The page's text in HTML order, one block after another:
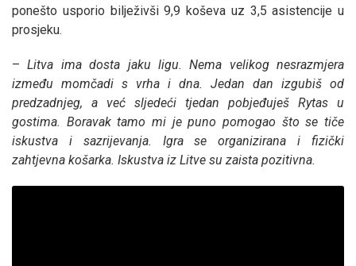
ponešto usporio bilježivši 9,9 koševa uz 3,5 asistencije u
prosjeku.
–Litva ima dosta jaku ligu. Nema velikog nesrazmjera
između momčadi s vrha i dna. Jedan dan izgubiš od
predzadnjeg, a već sljedeći tjedan pobjeđuješ Rytas u
gostima. Boravak tamo mi je puno pomogao što se tiče
iskustva i sazrijevanja. Igra se organizirana i fizički
zahtjevna košarka. Iskustva iz Litve su zaista pozitivna.